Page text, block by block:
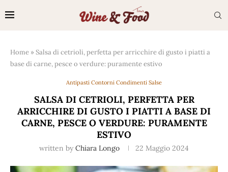
Home »Salsa di cetrioli, perfetta per arricchire di gusto i piatti a
base di carne, pesce o verdure: puramente estivo
Antipasti Contorni Condimenti Salse
SALSA DI CETRIOLI, PERFETTA PER
ARRICCHIRE DI GUSTO I PIATTI A BASE DI
CARNE, PESCE O VERDURE: PURAMENTE
ESTIVO
written by Chiara Longo 22 Maggio 2024